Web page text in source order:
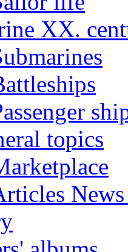
XX.
topics